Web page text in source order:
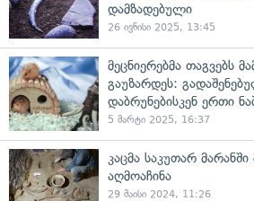
დამზადებული
26 ივნისი 2025, 13:45
მეცნიერებმა თაგვებს
გაუზარდეს:
დაბრუნებისკენ ერთი
5 მარტი 2025, 16:37
კაცმა საკუთარ
აღმოაჩინა
29 მაისი 2024, 11:26